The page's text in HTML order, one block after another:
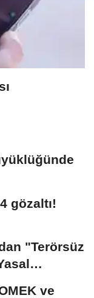
gözaltı!
"Terörsüz
ve